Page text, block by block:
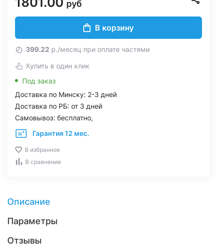
руб
В корзину
399.22 р./месяц при оплате частями
Купить в один клик
Под заказ
Доставка по Минску: 2-3 дней
Доставка по РБ: от 3 дней
Самовывоз: бесплатно,
Гарантия 12 мес.
В избранное
В сравнение
Описание
Параметры
Отзывы